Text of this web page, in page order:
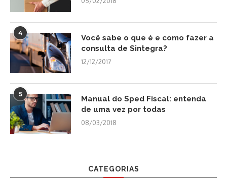
4
Você sabe o que é e como fazer a
consulta de Sintegra?
12/12/2017
5
Manual do Sped Fiscal: entenda
de uma vez por todas
08/03/2018
CATEGORIAS